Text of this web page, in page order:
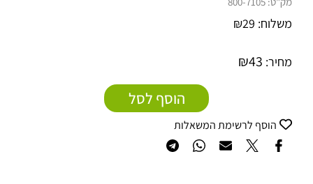
משלוח: ₪29
מחיר: ₪43
הוסף לסל
הוסף לרשימת המשאלות